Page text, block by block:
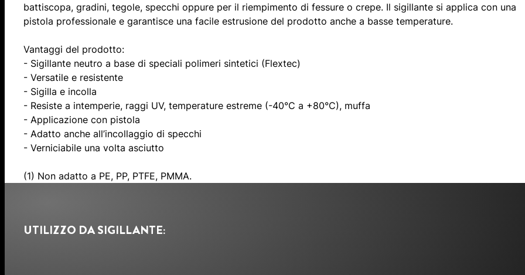
battiscopa, gradini, tegole, specchi oppure per il riempimento di fessure o crepe. Il sigillante si applica con una
pistola professionale e garantisce una facile estrusione del prodotto anche a basse temperature.
Vantaggi del prodotto:
- Sigillante neutro a base di speciali polimeri sintetici (Flextec)
- Versatile e resistente
- Sigilla e incolla
- Resiste a intemperie, raggi UV, temperature estreme (-40°C a +80°C), muffa
- Applicazione con pistola
- Adatto anche all’incollaggio di specchi
- Verniciabile una volta asciutto
(1) Non adatto a PE, PP, PTFE, PMMA.
UTILIZZO DA SIGILLANTE: